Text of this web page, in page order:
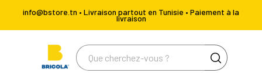
info@bstore.tn • Livraison partout en Tunisie • Paiement à la
livraison